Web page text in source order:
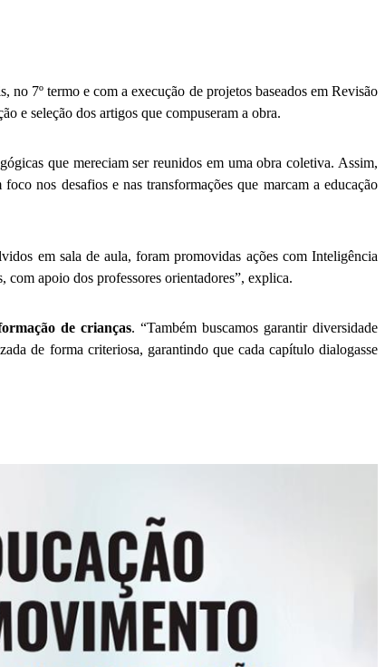
no 7º termo e com a execução de projetos baseados em Revisão
e seleção dos artigos que compuseram a obra.
que mereciam ser reunidos em uma obra coletiva. Assim,
foco nos desafios e nas transformações que marcam a educação
em sala de aula, foram promovidas ações com Inteligência
apoio dos professores orientadores”, explica.
de crianças. “Também buscamos garantir diversidade
de forma criteriosa, garantindo que cada capítulo dialogasse